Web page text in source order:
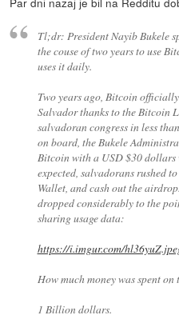
Tl;dr: President Nayib Bukele
the couse of two years to use
uses it daily.
Two years ago, Bitcoin
Salvador thanks to the Bitcoin
salvadoran congress in less
on board, the Bukele
Bitcoin with a USD $30
expected, salvadorans rushed
Wallet, and cash out the
dropped considerably to the
sharing usage data:
https://i.imgur.com/
How much money was spent
1 Billion dollars.